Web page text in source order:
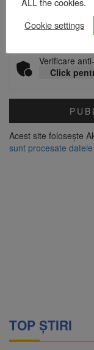
Site web
Verificare
Click
Acest site folosește
sunt procesate
TOP ȘTIRI
Cookie settings